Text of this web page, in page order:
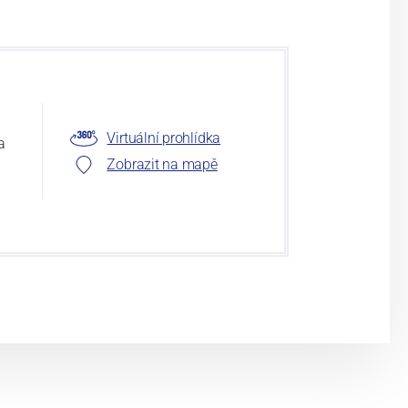
Virtuální prohlídka
Zobrazit na mapě